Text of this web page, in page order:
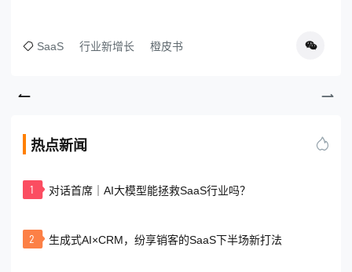
SaaS 行业新增长 橙皮书
热点新闻
1 对话首席｜AI大模型能拯救SaaS行业吗？
2 生成式AI×CRM，纷享销客的SaaS下半场新打法